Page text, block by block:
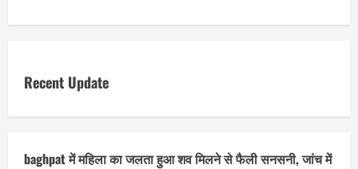
Recent Update
baghpat में महिला का जलता हुआ शव मिलने से फैली सनसनी, जांच में